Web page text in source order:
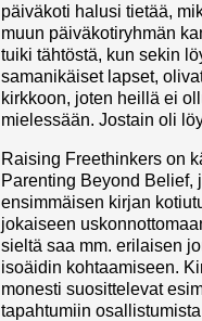
päiväkoti halusi tietää,
muun päiväkotiryhmän
tuiki tähtöstä, kun sekin
samanikäiset lapset,
kirkkoon, joten heillä ei
mielessään. Jostain oli
Raising Freethinkers on
Parenting Beyond Belief,
ensimmäisen kirjan
jokaiseen
sieltä saa mm. erilaisen
isoäidin kohtaamiseen.
monesti suosittelevat
tapahtumiin